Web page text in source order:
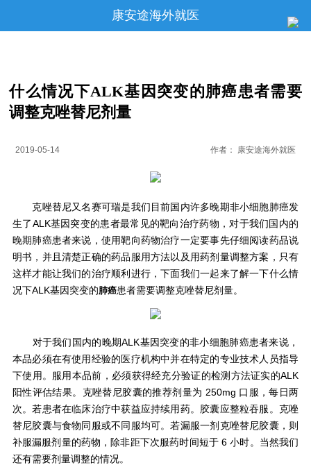
康安途海外就医
什么情况下ALK基因突变的肺癌患者需要
调整克唑替尼剂量
2019-05-14 作者： 康安途海外就医
克唑替尼又名赛可瑞是我们目前国内许多晚期非小细胞肺癌发
生了ALK基因突变的患者最常见的靶向治疗药物，对于我们国内的
晚期肺癌患者来说，使用靶向药物治疗一定要事先仔细阅读药品说
明书，并且清楚正确的药品服用方法以及用药剂量调整方案，只有
这样才能让我们的治疗顺利进行，下面我们一起来了解一下什么情
况下ALK基因突变的肺癌患者需要调整克唑替尼剂量。
对于我们国内的晚期ALK基因突变的非小细胞肺癌患者来说，
本品必须在有使用经验的医疗机构中并在特定的专业技术人员指导
下使用。服用本品前，必须获得经充分验证的检测方法证实的ALK
阳性评估结果。克唑替尼胶囊的推荐剂量为 250mg 口服，每日两
次。若患者在临床治疗中获益应持续用药。胶囊应整粒吞服。克唑
替尼胶囊与食物同服或不同服均可。若漏服一剂克唑替尼胶囊，则
补服漏服剂量的药物，除非距下次服药时间短于 6 小时。当然我们
还有需要剂量调整的情况。